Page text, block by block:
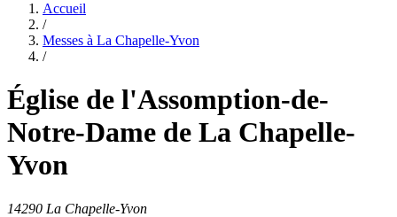
Accueil
/
Messes à La Chapelle-Yvon
/
Église de l'Assomption-de-
Notre-Dame de La Chapelle-
Yvon
14290 La Chapelle-Yvon